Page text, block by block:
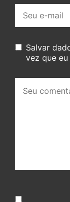
mail:
Salvar
vez que
comentário: